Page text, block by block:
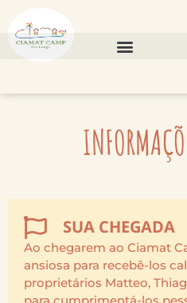
SUA CHEGADA
Ao chegarem ao Ciamat
ansiosa para recebê-los
proprietários Matteo,